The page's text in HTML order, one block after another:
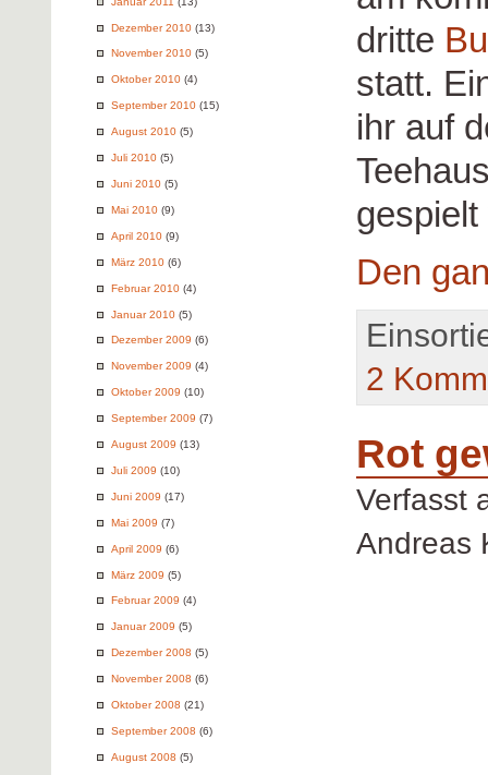
Dezember 2010 (13)
November 2010 (5)
Oktober 2010 (4)
September 2010 (15)
August 2010 (5)
Juli 2010 (5)
Juni 2010 (5)
Mai 2010 (9)
April 2010 (9)
März 2010 (6)
Februar 2010 (4)
Januar 2010 (5)
Dezember 2009 (6)
November 2009 (4)
Oktober 2009 (10)
September 2009 (7)
August 2009 (13)
Juli 2009 (10)
Juni 2009 (17)
Mai 2009 (7)
April 2009 (6)
März 2009 (5)
Februar 2009 (4)
Januar 2009 (5)
Dezember 2008 (5)
November 2008 (6)
Oktober 2008 (21)
September 2008 (6)
August 2008 (5)
dritte
statt.
ihr auf
gespielt
Den
2
Rot
Verfasst
Andreas